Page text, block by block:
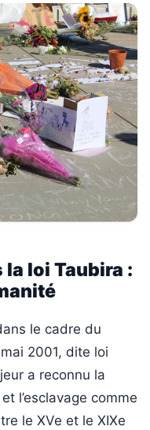
loi Taubira :
le cadre du
2001, dite loi
a reconnu la
l’esclavage comme
le XVe et le XIXe